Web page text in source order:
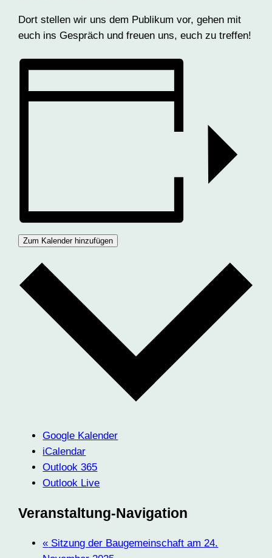
Dort stellen wir uns dem Publikum vor, gehen mit
euch ins Gespräch und freuen uns, euch zu treffen!
Zum Kalender hinzufügen
Google Kalender
iCalendar
Outlook 365
Outlook Live
Veranstaltung-Navigation
« Sitzung der Baugemeinschaft am 24.